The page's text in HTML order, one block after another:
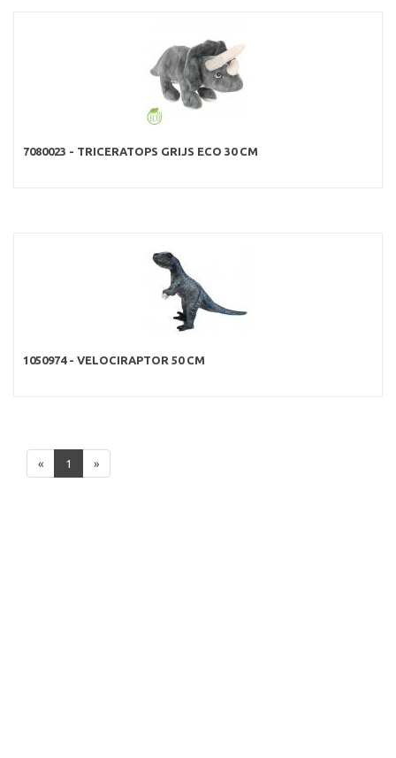
7080023 - TRICERATOPS GRIJS ECO 30 CM
1050974 - VELOCIRAPTOR 50 CM
« 1 »